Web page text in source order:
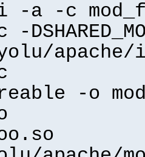
-a -c
-o